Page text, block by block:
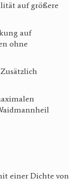
auf größere
auf
ohne
einer Dichte von